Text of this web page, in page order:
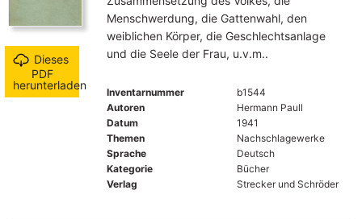
Dieses
PDF
herunterladen
Menschwerdung, die Gattenwahl, den
weiblichen Körper, die Geschlechtsanlage
und die Seele der Frau, u.v.m..
Inventarnummer
b1544
Autoren
Hermann Paull
Datum
1941
Themen
Nachschlagewerke
Sprache
Deutsch
Kategorie
Bücher
Verlag
Strecker und Schröder